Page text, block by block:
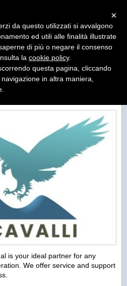
CAVALLI International
International Trade Office
is your ideal partner for any
We offer service and support
×
da questo utilizzati si avvalgono
ed utili alle finalità illustrate
di più o negare il consenso
la cookie policy.
questa pagina, cliccando
in altra maniera,